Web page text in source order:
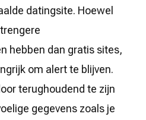
datingsite. Hoewel
hebben dan gratis sites,
om alert te blijven.
terughoudend te zijn
gegevens zoals je